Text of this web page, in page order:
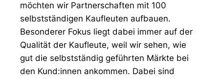
möchten wir Partnerschaften mit 100
selbstständigen Kaufleuten aufbauen.
Besonderer Fokus liegt dabei immer auf der
Qualität der Kaufleute, weil wir sehen, wie
gut die selbstständig geführten Märkte bei
den Kund:innen ankommen. Dabei sind